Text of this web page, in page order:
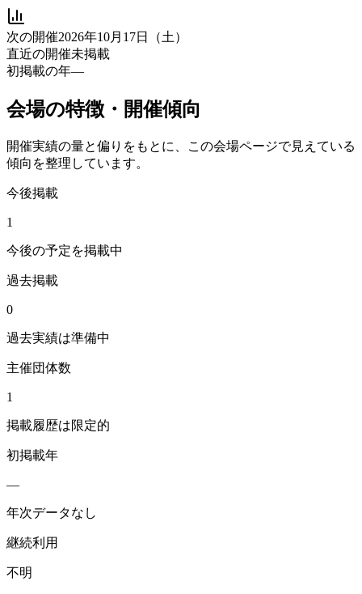
次の開催2026年10月17日（土）
直近の開催未掲載
初掲載の年—
会場の特徴・開催傾向
開催実績の量と偏りをもとに、この会場ページで見えている
傾向を整理しています。
今後掲載
1
今後の予定を掲載中
過去掲載
0
過去実績は準備中
主催団体数
1
掲載履歴は限定的
初掲載年
—
年次データなし
継続利用
不明